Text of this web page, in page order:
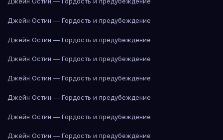
Джейн Остин — Гордость и предубеждение
Джейн Остин — Гордость и предубеждение
Джейн Остин — Гордость и предубеждение
Джейн Остин — Гордость и предубеждение
Джейн Остин — Гордость и предубеждение
Джейн Остин — Гордость и предубеждение
Джейн Остин — Гордость и предубеждение